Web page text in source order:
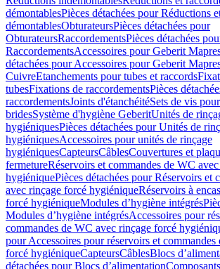
démontablesPièces détachées pour Réductions
démontablesObturateursPièces détachées pour
ObturateursRaccordementsPièces détachées
RaccordementsAccessoires pour Geberit
détachées pour Accessoires pour Geberit
CuivreEtanchements pour tubes et raccords
tubesFixations de raccordementsPièces
raccordementsJoints d'étanchéitéSets de vis
bridesSystème d'hygiène GeberitUnités de
hygiéniquesPièces détachées pour Unités de
hygiéniquesAccessoires pour unités de rinçage
hygiéniquesCapteursCâblesCouvertures et
fermetureRéservoirs et commandes de WC
hygiéniquePièces détachées pour Réservoirs et
avec rinçage forcé hygiéniqueRéservoirs à
forcé hygiéniqueModules d’hygiène intégrés
Modules d’hygiène intégrésAccessoires pour
commandes de WC avec rinçage forcé
pour Accessoires pour réservoirs et
forcé hygiéniqueCapteursCâblesBlocs
détachées pour Blocs d’alimentation